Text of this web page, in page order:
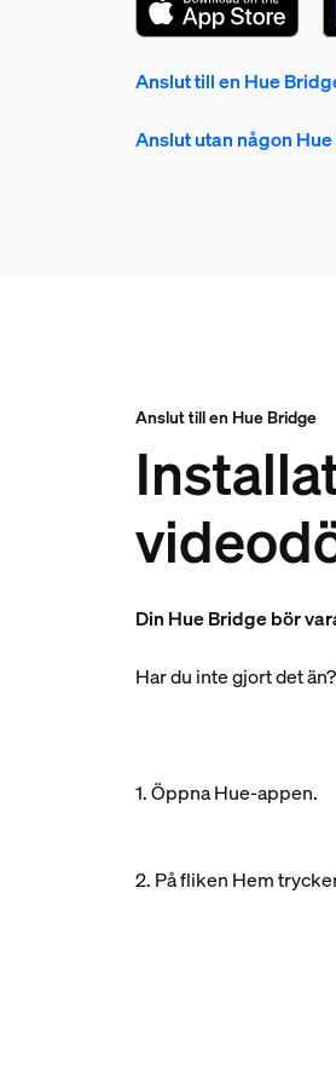
Anslut till en Hue
Anslut utan någon
Anslut till en Hue Bridge
Din Hue Bridge bör
Har du inte gjort det
1. Öppna Hue-appen.
2. På fliken Hem